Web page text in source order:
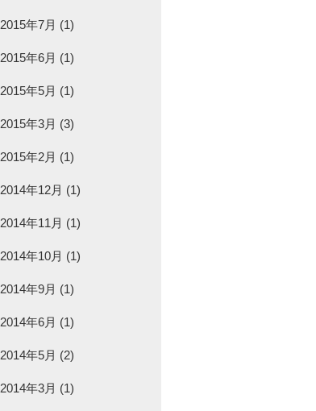
2015年7月 (1)
2015年6月 (1)
2015年5月 (1)
2015年3月 (3)
2015年2月 (1)
2014年12月 (1)
2014年11月 (1)
2014年10月 (1)
2014年9月 (1)
2014年6月 (1)
2014年5月 (2)
2014年3月 (1)